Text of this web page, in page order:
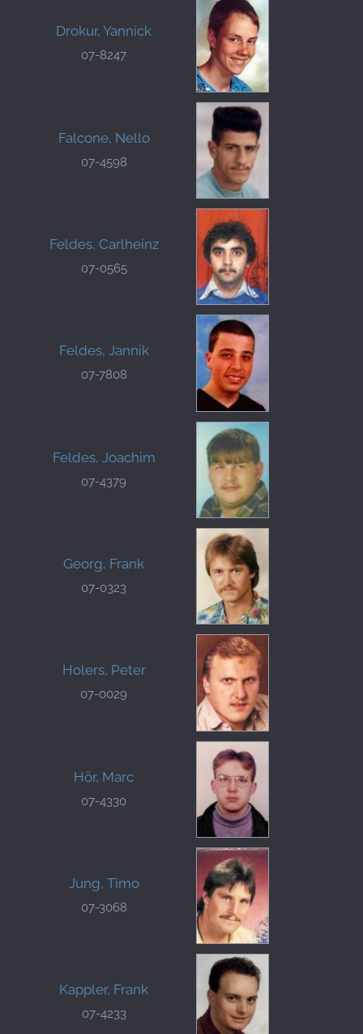
Drokur, Yannick
07-8247
Falcone, Nello
07-4598
Feldes, Carlheinz
07-0565
Feldes, Jannik
07-7808
Feldes, Joachim
07-4379
Georg, Frank
07-0323
Holers, Peter
07-0029
Hör, Marc
07-4330
Jung, Timo
07-3068
Kappler, Frank
07-4233